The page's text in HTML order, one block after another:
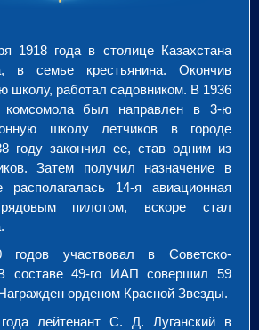
1918 года в столице Казахстана
в семье крестьянина. Окончив
школу, работал садовником. В 1936
комсомола был направлен в 3-ю
школу летчиков в городе
году закончил ее, став одним из
Затем получил назначение в
располагалась 14-я авиационная
пилотом, вскоре стал
годов участвовал в Советско-
составе 49-го ИАП совершил 59
орденом Красной Звезды.
лейтенант С. Д. Луганский в